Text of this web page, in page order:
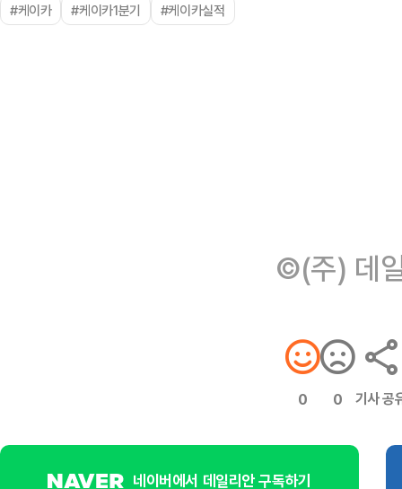
#케이카 #케이카1분기 #케이카실적
©(주) 데
0 0 기사 공
네이버에서 데일리안 구독하기